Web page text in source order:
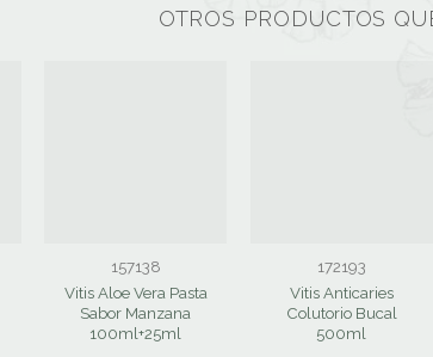
OTROS PRODUCTOS
157138
Vitis Aloe Vera Pasta
Sabor Manzana
100ml+25ml
172193
Vitis Anticaries
Colutorio Bucal
500ml